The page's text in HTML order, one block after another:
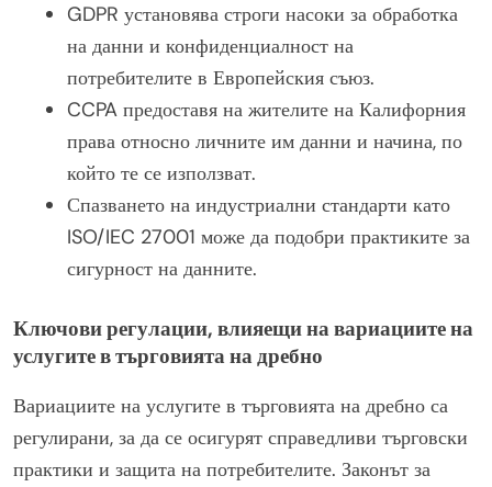
GDPR установява строги насоки за обработка
на данни и конфиденциалност на
потребителите в Европейския съюз.
CCPA предоставя на жителите на Калифорния
права относно личните им данни и начина, по
който те се използват.
Спазването на индустриални стандарти като
ISO/IEC 27001 може да подобри практиките за
сигурност на данните.
Ключови регулации, влияещи на вариациите на
услугите в търговията на дребно
Вариациите на услугите в търговията на дребно са
регулирани, за да се осигурят справедливи търговски
практики и защита на потребителите. Законът за